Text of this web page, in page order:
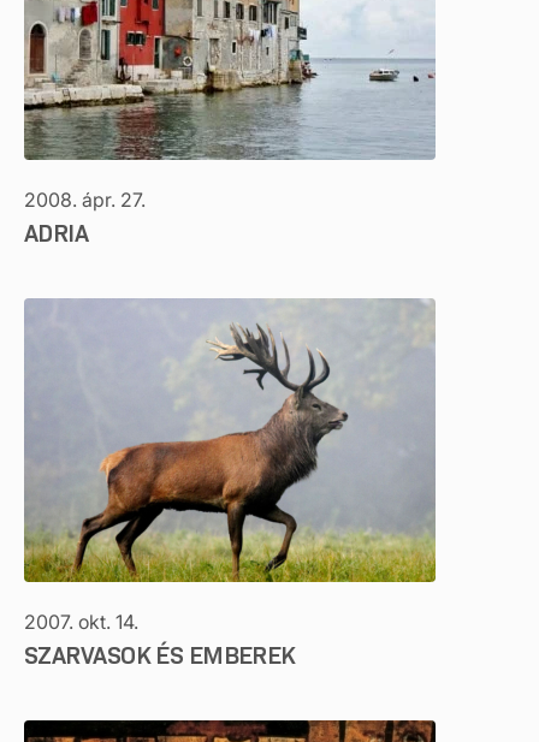
2008. ápr. 27.
ADRIA
2007. okt. 14.
SZARVASOK ÉS EMBEREK